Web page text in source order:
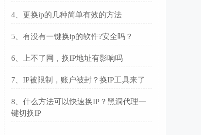
4、更换ip的几种简单有效的方法
5、有没有一键换ip的软件?安全吗？
6、上不了网，换IP地址有影响吗
7、IP被限制，账户被封？换IP工具来了
8、什么方法可以快速换IP？黑洞代理一
键切换IP